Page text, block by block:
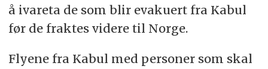
å ivareta de som blir evakuert fra Kabul
før de fraktes videre til Norge.
Flyene fra Kabul med personer som skal